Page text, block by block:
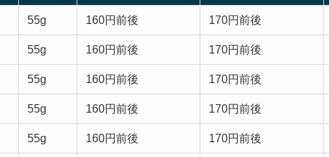
55g 160円前後 170円前後
55g 160円前後 170円前後
55g 160円前後 170円前後
55g 160円前後 170円前後
55g 160円前後 170円前後